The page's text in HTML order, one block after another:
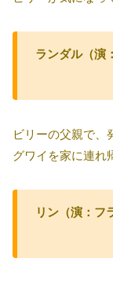
ランダル（演
ビリーの父親で、
グワイを家に連れ
リン（演：フ